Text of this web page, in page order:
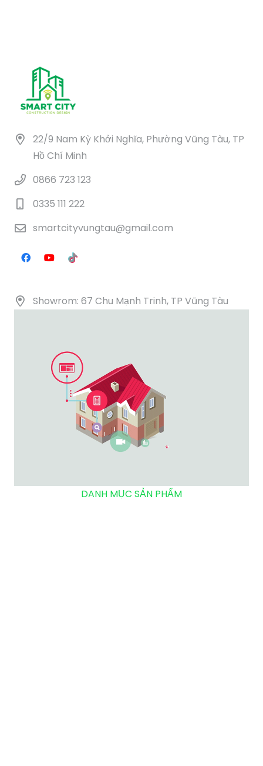
22/9 Nam Kỳ Khởi Nghĩa, Phường Vũng Tàu, TP
Hồ Chí Minh
0866 723 123
0335 111 222
smartcityvungtau@gmail.com
Showrom: 67 Chu Mạnh Trinh, TP Vũng Tàu
DANH MỤC SẢN PHẨM